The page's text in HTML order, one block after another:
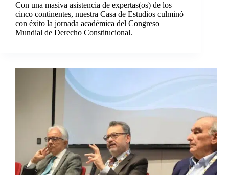
Con una masiva asistencia de expertas(os) de los
cinco continentes, nuestra Casa de Estudios culminó
con éxito la jornada académica del Congreso
Mundial de Derecho Constitucional.